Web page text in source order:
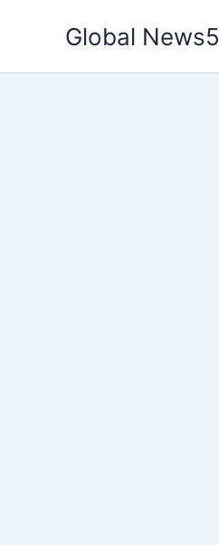
Global News5